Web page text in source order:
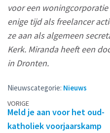
voor een
enige tijd als freelancer
ze aan als algemeen
Kerk. Miranda heeft een
in Dronten.
Nieuwscategorie: Nieuws
Berichtennavigatie
VORIGE
Meld je aan voor het oud-
katholiek voorjaarskamp